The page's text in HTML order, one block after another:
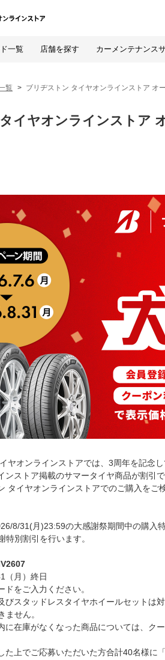
一覧 店舗を探す カー メンテナンス
覧 ブリヂストン タイヤオンラインストア オ
イヤオンラインストア
ヤオンラインストアでは、3周年を記念
ンストア掲載のサマータイヤ商品が割引
タイヤオンラインストアでのご購入をご
8/31(月)23:59の大感謝祭期間中の購入
特別割引を行います。
（月）終日
をご入力ください。
スタッドレスタイヤホイールセットは対
せん。
在庫がなくなった商品については、ク
た上でご応募いただいた方合計40名様に